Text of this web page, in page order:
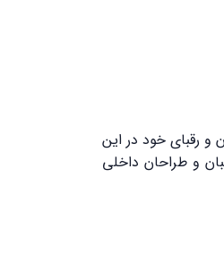
و رقبای خود در این
مخاطبان و طراحان داخلی